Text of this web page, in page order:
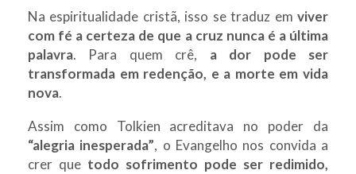
Na espiritualidade cristã, isso se traduz em viver
com fé a certeza de que a cruz nunca é a última
palavra. Para quem crê, a dor pode ser
transformada em redenção, e a morte em vida
nova.
Assim como Tolkien acreditava no poder da
“alegria inesperada”, o Evangelho nos convida a
crer que todo sofrimento pode ser redimido,